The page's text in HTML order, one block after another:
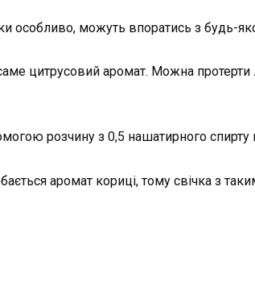
особливо, можуть впоратись з будь-
саме цитрусовий аромат. Можна
розчину з 0,5 нашатирного
аромат кориці, тому свічка з